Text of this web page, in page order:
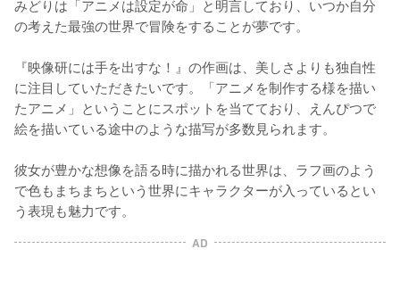
みどりは「アニメは設定が命」と明言しており、いつか自分
の考えた最強の世界で冒険をすることが夢です。
『映像研には手を出すな！』の作画は、美しさよりも独自性
に注目していただきたいです。「アニメを制作する様を描い
たアニメ」ということにスポットを当てており、えんぴつで
絵を描いている途中のような描写が多数見られます。
彼女が豊かな想像を語る時に描かれる世界は、ラフ画のよう
で色もまちまちという世界にキャラクターが入っているとい
う表現も魅力です。
AD